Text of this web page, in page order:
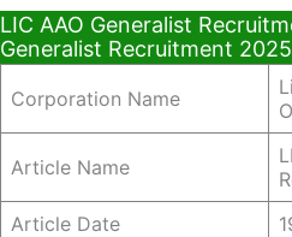
LIC AAO Generalist
Generalist Recruitment 2025
Corporation Name
Article Name
Article Date